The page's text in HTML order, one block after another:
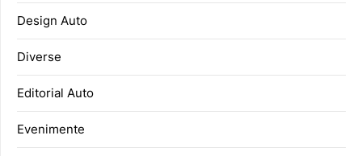
Design Auto
Diverse
Editorial Auto
Evenimente